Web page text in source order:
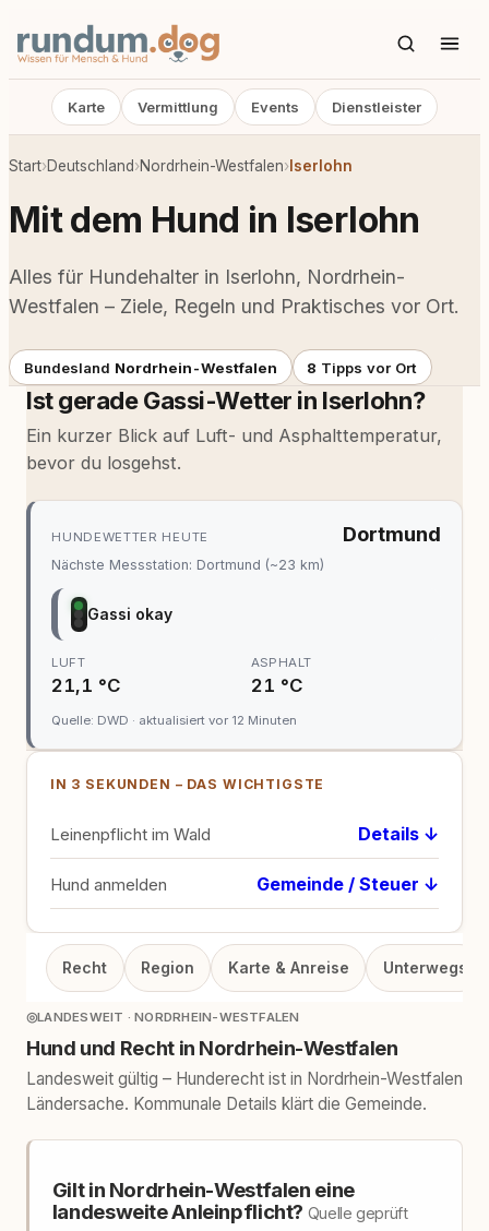
Karte Vermittlung Events Dienstleister
Start›Deutschland›Nordrhein-Westfalen›Iserlohn
Mit dem Hund in Iserlohn
Alles für Hundehalter in Iserlohn, Nordrhein-
Westfalen – Ziele, Regeln und Praktisches vor Ort.
Bundesland Nordrhein-Westfalen 8 Tipps vor Ort
Ist gerade Gassi-Wetter in Iserlohn?
Ein kurzer Blick auf Luft- und Asphalttemperatur,
bevor du losgehst.
HUNDEWETTER HEUTE Dortmund
Nächste Messstation: Dortmund (~23 km)
Gassi okay
LUFT
21,1 °C
ASPHALT
21 °C
Quelle: DWD · aktualisiert vor 12 Minuten
IN 3 SEKUNDEN – DAS WICHTIGSTE
Leinenpflicht im Wald Details ↓
Hund anmelden Gemeinde / Steuer ↓
Recht Region Karte & Anreise Unterwegs
◎LANDESWEIT · NORDRHEIN-WESTFALEN
Hund und Recht in Nordrhein-Westfalen
Landesweit gültig – Hunderecht ist in Nordrhein-Westfalen
Ländersache. Kommunale Details klärt die Gemeinde.
Gilt in Nordrhein-Westfalen eine
landesweite Anleinpflicht? Quelle geprüft